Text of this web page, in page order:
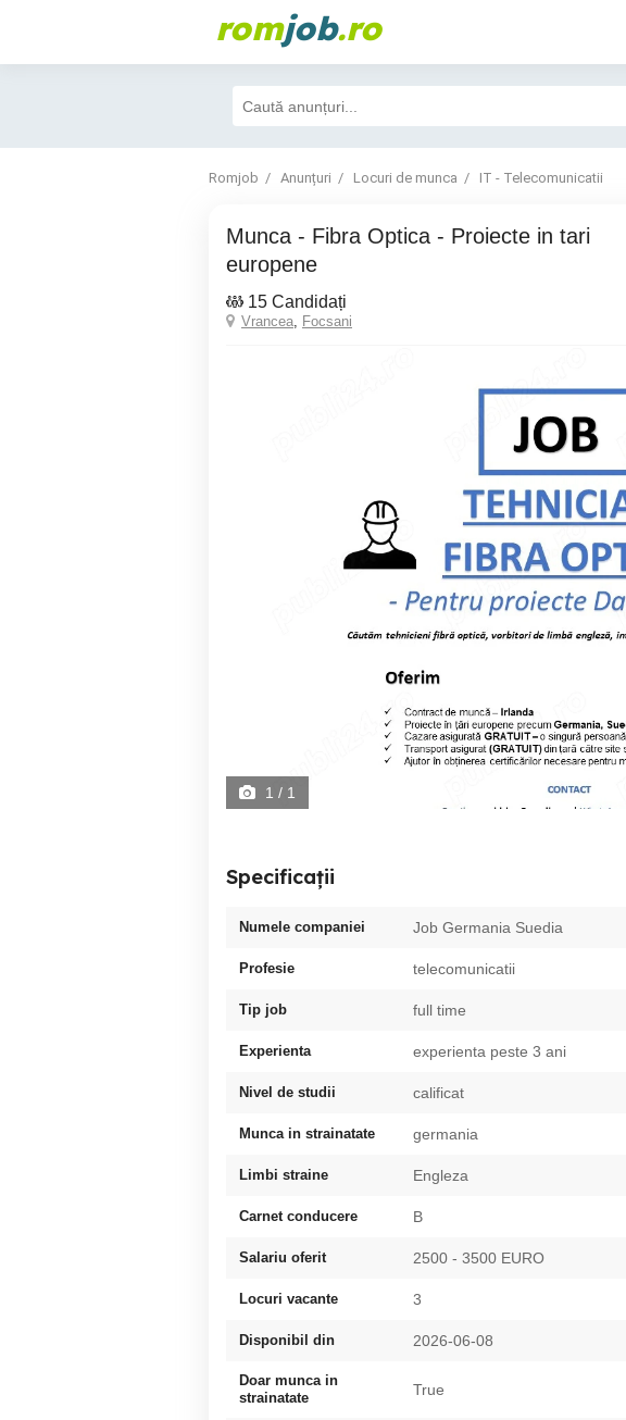
romjob.ro
Romjob Anunțuri Locuri de munca IT - Telecomunicatii
Munca - Fibra Optica - Proiecte in tari
europene
15 Candidați
Vrancea, Focsani
1 / 1
Specificații
Numele companiei Job Germania Suedia
Profesie telecomunicatii
Tip job full time
Experienta experienta peste 3 ani
Nivel de studii calificat
Munca in strainatate germania
Limbi straine Engleza
Carnet conducere B
Salariu oferit 2500 - 3500 EURO
Locuri vacante 3
Disponibil din 2026-06-08
Doar munca in
strainatate
True